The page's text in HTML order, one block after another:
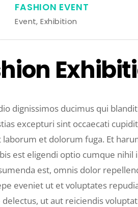
FASHION EVENT
Event,Exhibition
dignissimos ducimus qui
excepturi sint occaecati
et dolorum fuga. Et
est eligendi optio cumque
est, omnis dolor
eveniet ut et voluptates
ut aut reiciendis